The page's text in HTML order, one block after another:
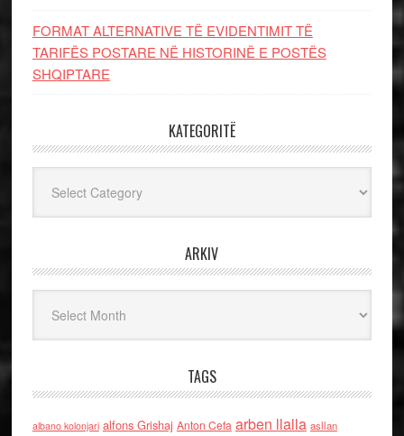
FORMAT ALTERNATIVE TË EVIDENTIMIT TË
TARIFËS POSTARE NË HISTORINË E POSTËS
SHQIPTARE
KATEGORITË
ARKIV
TAGS
albano kolonjari alfons Grishaj Anton Cefa arben llalla asllan